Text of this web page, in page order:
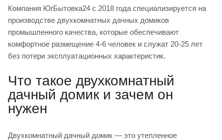
Компания ЮгБытовка24 с 2018 года специализируется на
производстве двухкомнатных дачных домиков
промышленного качества, которые обеспечивают
комфортное размещение 4-6 человек и служат 20-25 лет
без потери эксплуатационных характеристик.
Что такое двухкомнатный
дачный домик и зачем он
нужен
Двухкомнатный дачный домик — это утепленное